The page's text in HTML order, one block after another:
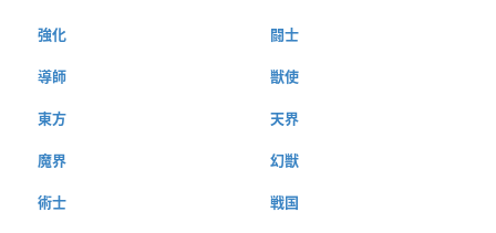
強化 闘士
導師 獣使
東方 天界
魔界 幻獣
術士 戦国